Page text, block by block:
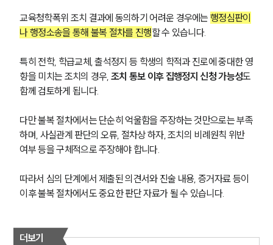
팀소개
교육청학폭위 조치 결과에 동의하기 어려운 경우에는 행정심판이
나 행정소송을 통해 불복 절차를 진행할 수 있습니다.
특히 전학, 학급교체, 출석정지 등 학생의 학적과 진로에 중대한 영
향을 미치는 조치의 경우, 조치 통보 이후 집행정지 신청 가능성도
함께 검토하게 됩니다.
다만 불복 절차에서는 단순히 억울함을 주장하는 것만으로는 부족
하며, 사실관계 판단의 오류, 절차상 하자, 조치의 비례원칙 위반
여부 등을 구체적으로 주장해야 합니다.
따라서 심의 단계에서 제출된 의견서와 진술 내용, 증거자료 등이
이후 불복 절차에서도 중요한 판단 자료가 될 수 있습니다.
더보기